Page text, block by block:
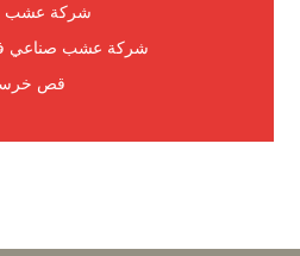
شركة عشب
شركة عشب صناعي
قص